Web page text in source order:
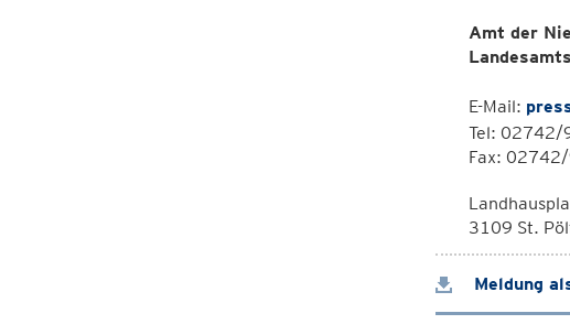
Amt der
E-Mail:
Tel:
Fax:
3109 St.
Meldung